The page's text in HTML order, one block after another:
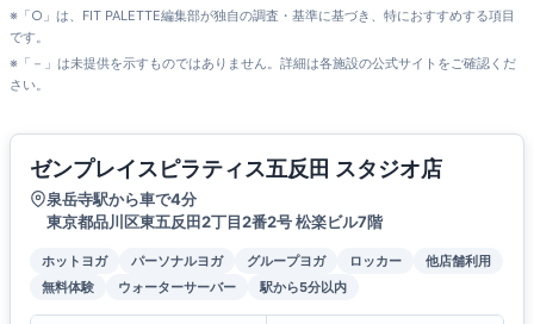
※「○」は、FIT PALETTE編集部が独自の調査・基準に基づき、特におすすめする項目
です。
※「－」は未提供を示すものではありません。詳細は各施設の公式サイトをご確認くだ
さい。
ゼンプレイスピラティス五反田 スタジオ店
泉岳寺駅から車で4分
東京都品川区東五反田2丁目2番2号 松楽ビル7階
ホットヨガ パーソナルヨガ グループヨガ ロッカー
他店舗利用
無料体験
ウォーターサーバー 駅から5分以内